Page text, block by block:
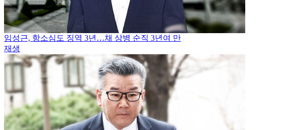
임성근, 항소심도 징역 3년…채 상병 순직 3년여 만
재생